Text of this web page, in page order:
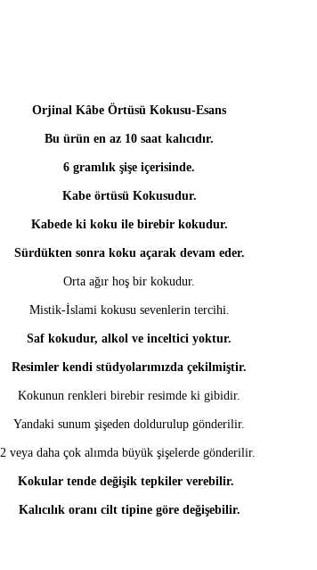
Orjinal Kâbe Örtüsü Kokusu-Esans
Bu ürün en az 10 saat kalıcıdır.
6 gramlık şişe içerisinde.
Kabe örtüsü Kokusudur.
Kabede ki koku ile birebir kokudur.
Sürdükten sonra koku açarak devam eder.
Orta ağır hoş bir kokudur.
Mistik-İslami kokusu sevenlerin tercihi.
Saf kokudur, alkol ve inceltici yoktur.
Resimler kendi stüdyolarımızda çekilmiştir.
Kokunun renkleri birebir resimde ki gibidir.
Yandaki sunum şişeden doldurulup gönderilir.
2 veya daha çok alımda büyük şişelerde gönderilir.
Kokular tende değişik tepkiler verebilir.
Kalıcılık oranı cilt tipine göre değişebilir.